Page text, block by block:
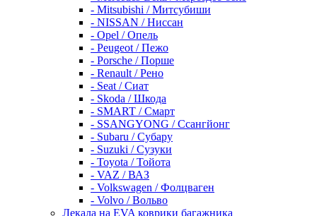
- Mitsubishi / Митсубиши
- NISSAN / Ниссан
- Opel / Опель
- Peugeot / Пежо
- Porsche / Порше
- Renault / Рено
- Seat / Сиат
- Skoda / Шкода
- SMART / Смарт
- SSANGYONG / Ссангйонг
- Subaru / Субару
- Suzuki / Сузуки
- Toyota / Тойота
- VAZ / ВАЗ
- Volkswagen / Фолцваген
- Volvo / Вольво
Лекала на EVA коврики багажника